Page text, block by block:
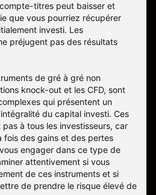
titres peut baisser et
que vous pourriez récupérer
investi. Les
préjugent pas des résultats
de gré à gré non
knock-out et les CFD, sont
qui présentent un
du capital investi. Ces
à tous les investisseurs, car
fois des gains et des pertes
engager dans ce type de
attentivement si vous
de ces instruments et si
de prendre le risque élevé de